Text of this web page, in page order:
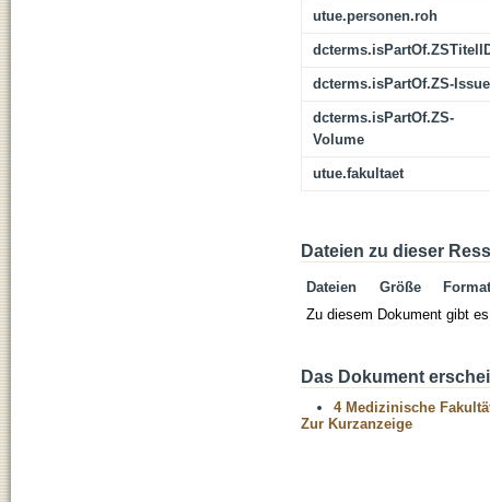
utue.personen.roh
dcterms.isPartOf.ZS-Issue
dcterms.isPartOf.ZS-
Volume
utue.fakultaet
Dateien zu dieser
Dateien Größe
Format
Zu diesem Dokument gibt
Das Dokument
4 Medizinische
Zur Kurzanzeige